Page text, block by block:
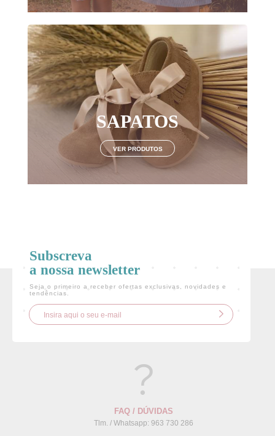
Recuperar Password
CRIAR NOVO CLIENTE
SAPATOS
VER PRODUTOS
Subscreva
a nossa newsletter
Seja o primeiro a receber ofertas exclusivas, novidades e
tendências.
FAQ / DÚVIDAS
Tlm. / Whatsapp: 963 730 286